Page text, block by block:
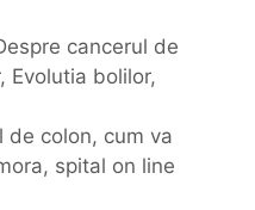
cancerul de
, Evolutia bolilor,
de colon, cum va
, spital on line